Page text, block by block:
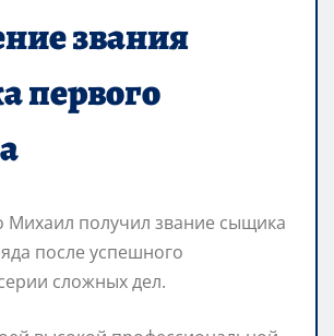
звания
первого
Михаил получил звание сыщика
после успешного
сложных дел.